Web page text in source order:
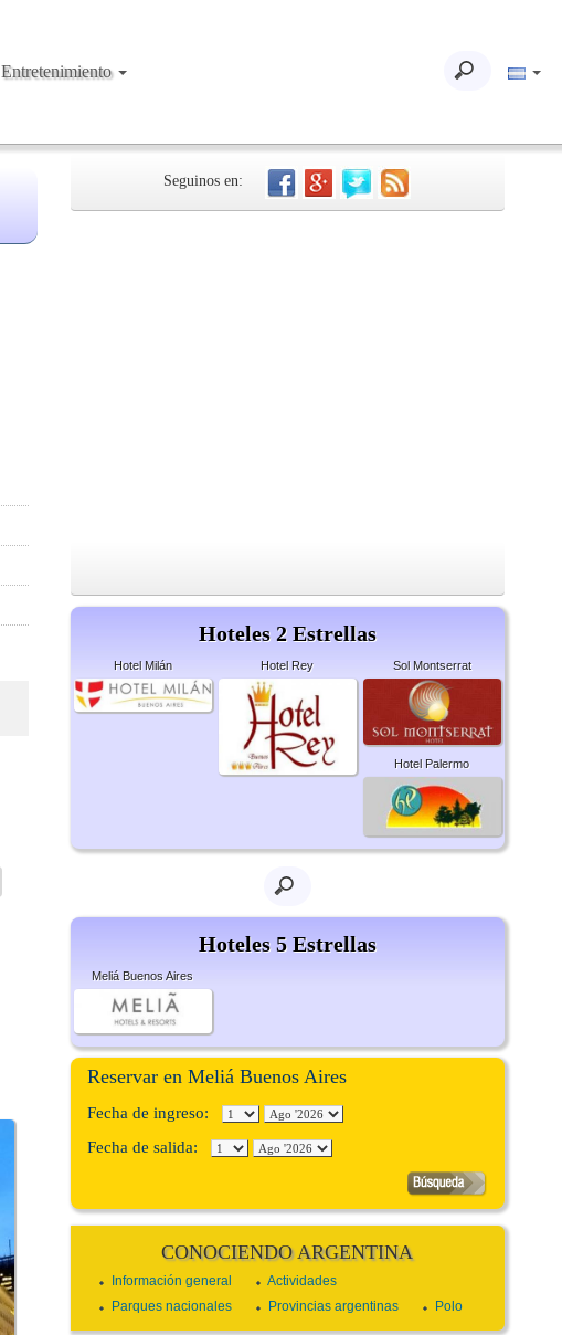
Entretenimiento
Seguinos en:
Hoteles 2 Estrellas
Hotel Milán Hotel Rey Sol Montserrat
Hotel Palermo
Hoteles 5 Estrellas
Meliá Buenos Aires
Reservar en Meliá Buenos Aires
Fecha de ingreso:
Fecha de salida:
CONOCIENDO ARGENTINA
Información general
Actividades
Parques nacionales
Provincias argentinas Polo